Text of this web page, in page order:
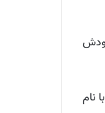
نام